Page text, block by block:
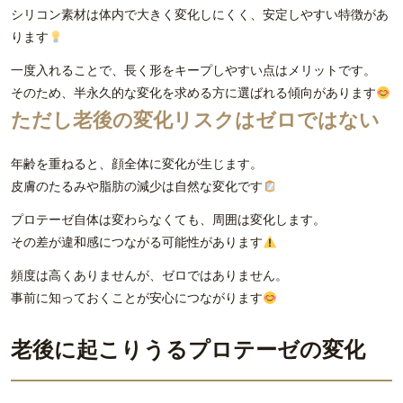
シリコン素材は体内で大きく変化しにくく、安定しやすい特徴があ
ります
一度入れることで、長く形をキープしやすい点はメリットです。
そのため、半永久的な変化を求める方に選ばれる傾向があります
ただし老後の変化リスクはゼロではない
年齢を重ねると、顔全体に変化が生じます。
皮膚のたるみや脂肪の減少は自然な変化です
プロテーゼ自体は変わらなくても、周囲は変化します。
その差が違和感につながる可能性があります
頻度は高くありませんが、ゼロではありません。
事前に知っておくことが安心につながります
老後に起こりうるプロテーゼの変化